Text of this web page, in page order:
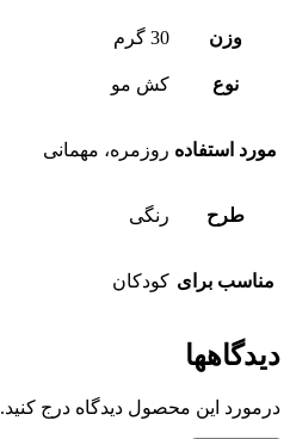
وزن 30 گرم
نوع کش مو
مورد استفاده روزمره، مهمانی
طرح رنگی
مناسب برای کودکان
دیدگاهها
درمورد این محصول دیدگاه درج کنید.